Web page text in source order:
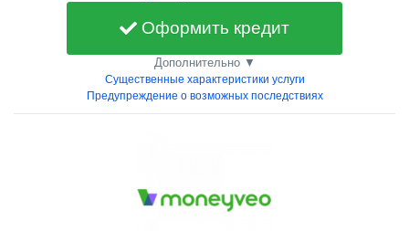
Оформить кредит
Дополнительно ▼
Существенные характеристики услуги
Предупреждение о возможных последствиях